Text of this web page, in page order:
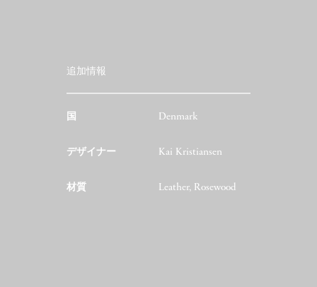
追加情報
国 Denmark
デザイナー Kai Kristiansen
材質 Leather, Rosewood